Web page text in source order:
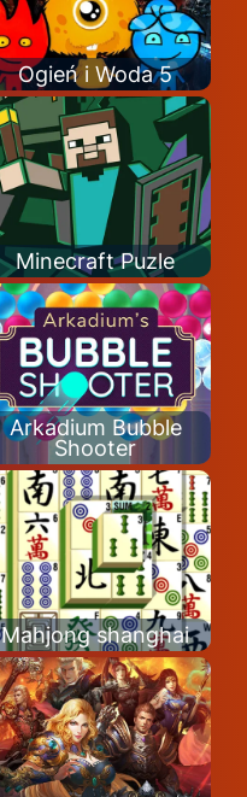
Ogień i Woda 5
Minecraft Puzle
Arkadium Bubble
Shooter
Mahjong shanghai